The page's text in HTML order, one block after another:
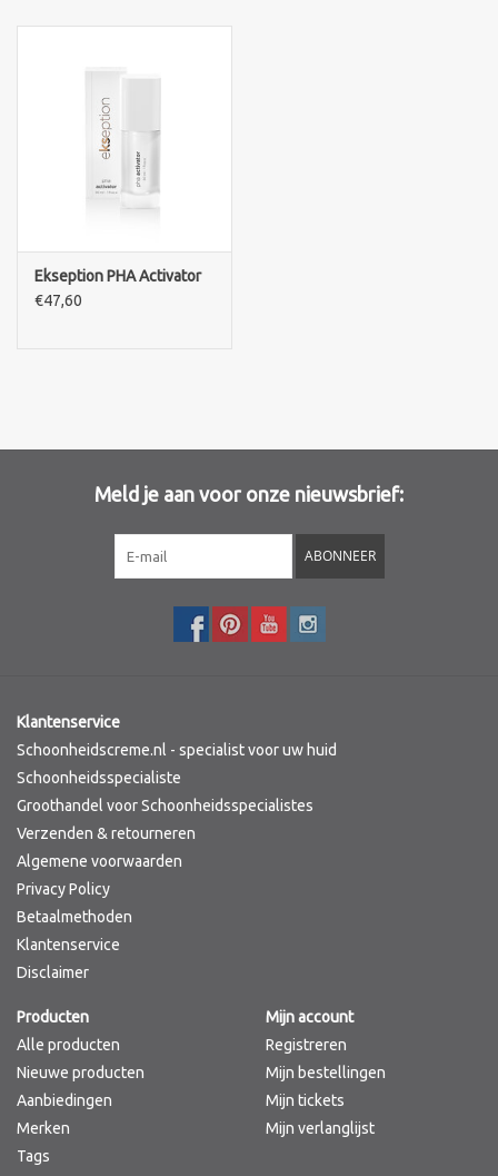
Ekseption Skincare
Ekseption PHA Activator
€47,60
Meld je aan voor onze nieuwsbrief:
ABONNEER
Klantenservice
Schoonheidscreme.nl - specialist voor uw huid
Schoonheidsspecialiste
Groothandel voor Schoonheidsspecialistes
Verzenden & retourneren
Algemene voorwaarden
Privacy Policy
Betaalmethoden
Klantenservice
Disclaimer
Producten
Alle producten
Nieuwe producten
Aanbiedingen
Merken
Tags
Mijn account
Registreren
Mijn bestellingen
Mijn tickets
Mijn verlanglijst